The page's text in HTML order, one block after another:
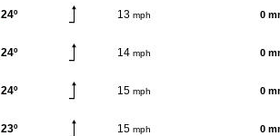
24º 13 mph 0
24º 14 mph 0
24º 15 mph 0
23º 15 mph 0